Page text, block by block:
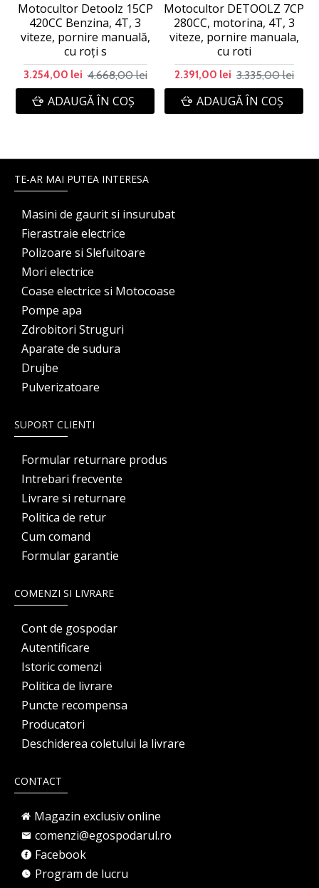
Motocultor Detoolz 15CP
420CC Benzina, 4T, 3
viteze, pornire manuală,
cu roți s
3.254,00 lei 4.668,00 lei
ADAUGĂ ÎN COŞ
Motocultor DETOOLZ 7CP
280CC, motorina, 4T, 3
viteze, pornire manuala,
cu roti
2.391,00 lei 3.335,00 lei
ADAUGĂ ÎN COŞ
TE-AR MAI PUTEA INTERESA
Masini de gaurit si insurubat
Fierastraie electrice
Polizoare si Slefuitoare
Mori electrice
Coase electrice si Motocoase
Pompe apa
Zdrobitori Struguri
Aparate de sudura
Drujbe
Pulverizatoare
SUPORT CLIENTI
Formular returnare produs
Intrebari frecvente
Livrare si returnare
Politica de retur
Cum comand
Formular garantie
COMENZI SI LIVRARE
Cont de gospodar
Autentificare
Istoric comenzi
Politica de livrare
Puncte recompensa
Producatori
Deschiderea coletului la livrare
CONTACT
Magazin exclusiv online
comenzi@egospodarul.ro
Facebook
Program de lucru